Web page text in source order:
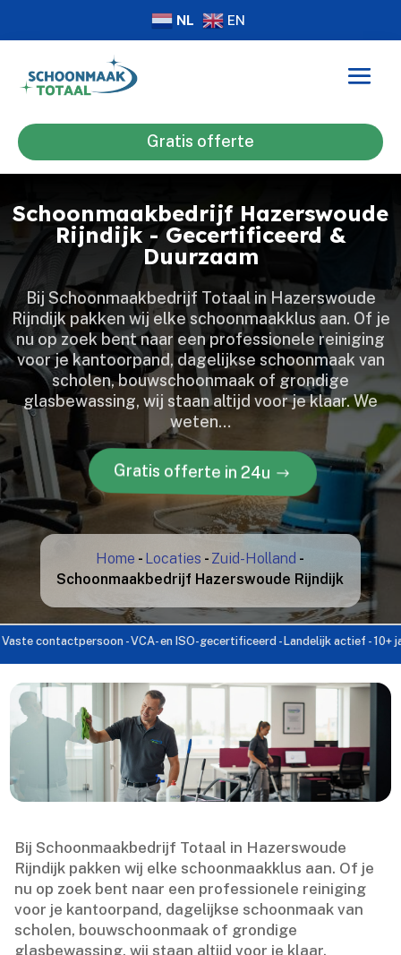
NL EN
Gratis offerte
Schoonmaakbedrijf Hazerswoude
Rijndijk - Gecertificeerd &
Duurzaam
Bij Schoonmaakbedrijf Totaal in Hazerswoude
Rijndijk pakken wij elke schoonmaakklus aan.​ Of je
nu op zoek bent naar een professionele reiniging
voor je kantoorpand, dagelijkse schoonmaak van
scholen, bouwschoonmaak of grondige
glasbewassing, wij staan altijd voor je klaar.​ We
weten…
Gratis offerte in 24u
Home - Locaties - Zuid-Holland -
Schoonmaakbedrijf Hazerswoude Rijndijk
- VCA- en ISO-gecertificeerd - Landelijk actief - 10+ jaar
Bij Schoonmaakbedrijf Totaal in Hazerswoude
Rijndijk pakken wij elke schoonmaakklus aan.​ Of je
nu op zoek bent naar een professionele reiniging
voor je kantoorpand, dagelijkse schoonmaak van
scholen, bouwschoonmaak of grondige
glasbewassing, wij staan altijd voor je klaar.​